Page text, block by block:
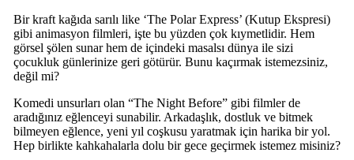
Bir kraft kağıda sarılı like ‘The Polar Express’ (Kutup Ekspresi)
gibi animasyon filmleri, işte bu yüzden çok kıymetlidir. Hem
görsel şölen sunar hem de içindeki masalsı dünya ile sizi
çocukluk günlerinize geri götürür. Bunu kaçırmak istemezsiniz,
değil mi?
Komedi unsurları olan “The Night Before” gibi filmler de
aradığınız eğlenceyi sunabilir. Arkadaşlık, dostluk ve bitmek
bilmeyen eğlence, yeni yıl coşkusu yaratmak için harika bir yol.
Hep birlikte kahkahalarla dolu bir gece geçirmek istemez misiniz?